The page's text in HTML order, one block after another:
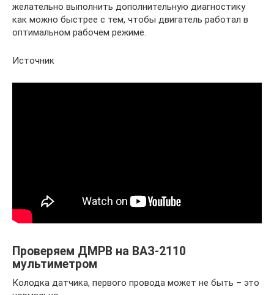
желательно выполнить дополнительную диагностику
как можно быстрее с тем, чтобы двигатель работал в
оптимальном рабочем режиме.
Источник
Проверяем ДМРВ на ВАЗ-2110
мультиметром
Колодка датчика, первого провода может не быть – это